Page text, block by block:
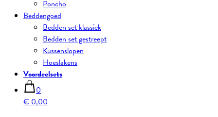
Poncho
Beddengoed
Bedden set klassiek
Bedden set gestreept
Kussenslopen
Hoeslakens
Voordeelsets
0
€ 0,00